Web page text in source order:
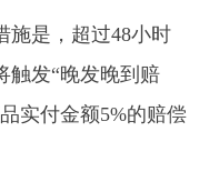
施是，超过48小时
触发“晚发晚到赔
实付金额5%的赔偿